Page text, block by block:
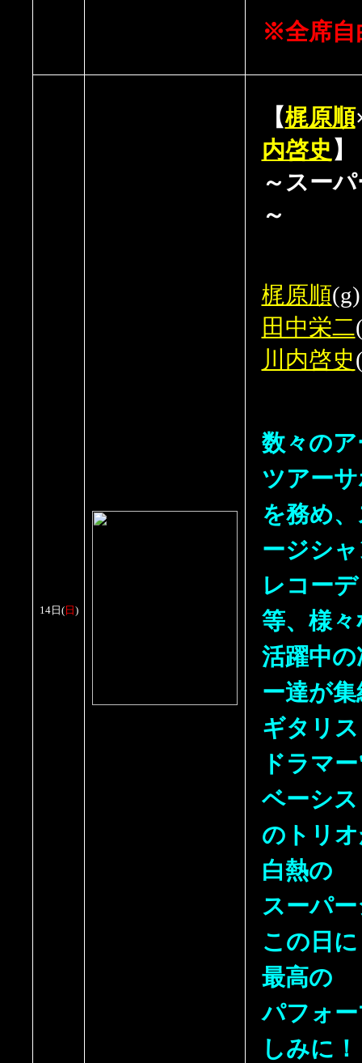
※全席自
14日(日)
【梶原順
内啓史 】
～スー
～
梶原順(g)
田中栄二
川内啓史
数々の
ツアー
を務め
ージシ
レコー
等、様
活躍中
ー達が
ギタリ
ドラマ
ベーシ
のトリ
白熱の
スーパ
この日
最高の
パフォ
しみに！